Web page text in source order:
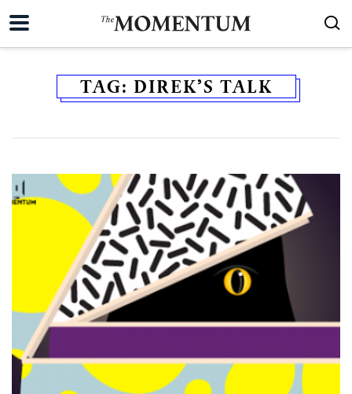
TAG: DIREK’S TALK
ค้นหา